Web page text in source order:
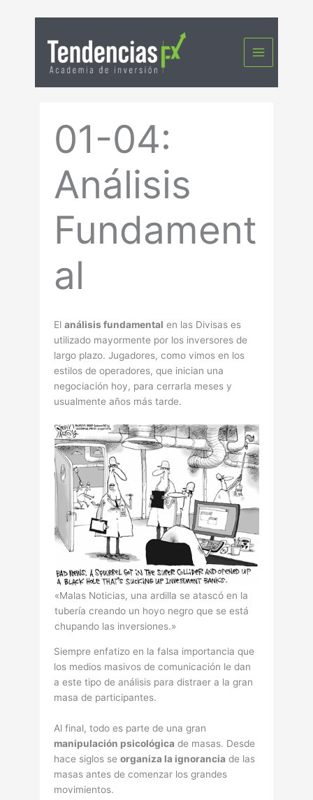
contenido
01-04:
Análisis
Fundament
al
Elanálisis fundamental en las Divisas es
utilizado mayormente por los inversores de
largo plazo. Jugadores, como vimos en los
estilos de operadores, que inician una
negociación hoy, para cerrarla meses y
usualmente años más tarde.
«Malas Noticias, una ardilla se atascó en la
tuberí­a creando un hoyo negro que se está
chupando las inversiones.»
Siempre enfatizo en la falsa importancia que
los medios masivos de comunicación le dan
a este tipo de análisis para distraer a la gran
masa de participantes.
Al final, todo es parte de una gran
manipulación psicológica de masas. Desde
hace siglos seorganiza la ignorancia de las
masas antes de comenzar los grandes
movimientos.